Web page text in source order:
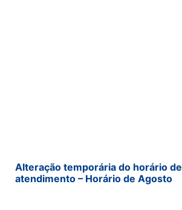
Alteração temporária do horário de
atendimento – Horário de Agosto